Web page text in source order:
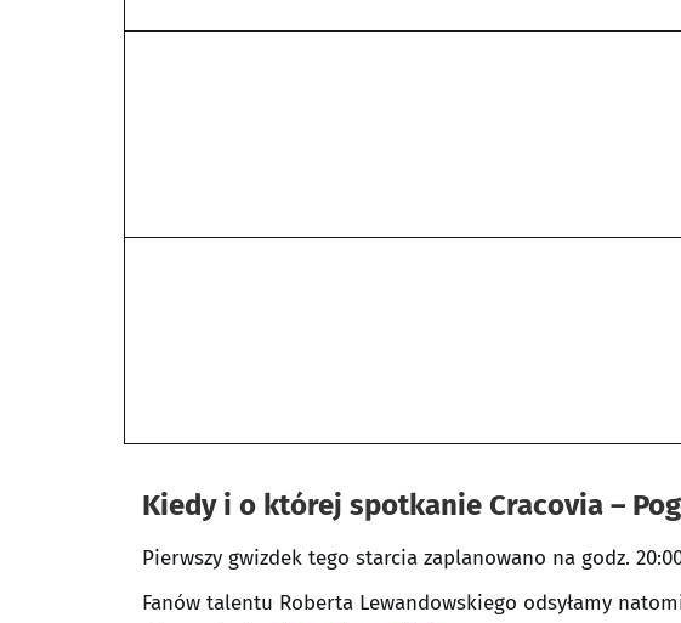
Kiedy i o której spotkanie Cracovia –
Pierwszy gwizdek tego starcia zaplanowano na godz.
Fanów talentu Roberta Lewandowskiego odsyłamy